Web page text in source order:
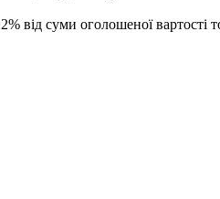
суми оголошеної вартості